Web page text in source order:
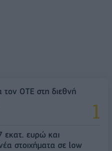
τον ΟΤΕ στη διεθνή
εκατ. ευρώ και
στοιχήματα σε low